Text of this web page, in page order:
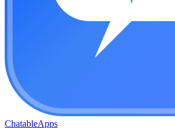
ChatableApps